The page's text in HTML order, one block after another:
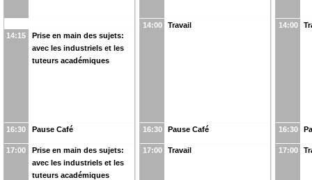
14:15
Prise en main des sujets:
avec les industriels et les
tuteurs académiques
16:30 Pause Café
17:00
Prise en main des sujets:
avec les industriels et les
tuteurs académiques
14:00 Travail
16:30 Pause Café
17:00 Travail
14:00
16:30
17:00